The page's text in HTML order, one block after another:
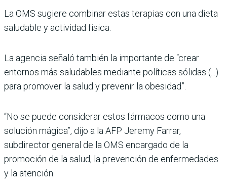
La OMS sugiere combinar estas terapias con una dieta
saludable y actividad física.
La agencia señaló también la importante de “crear
entornos más saludables mediante políticas sólidas (...)
para promover la salud y prevenir la obesidad”.
“No se puede considerar estos fármacos como una
solución mágica”, dijo a la AFP Jeremy Farrar,
subdirector general de la OMS encargado de la
promoción de la salud, la prevención de enfermedades
y la atención.